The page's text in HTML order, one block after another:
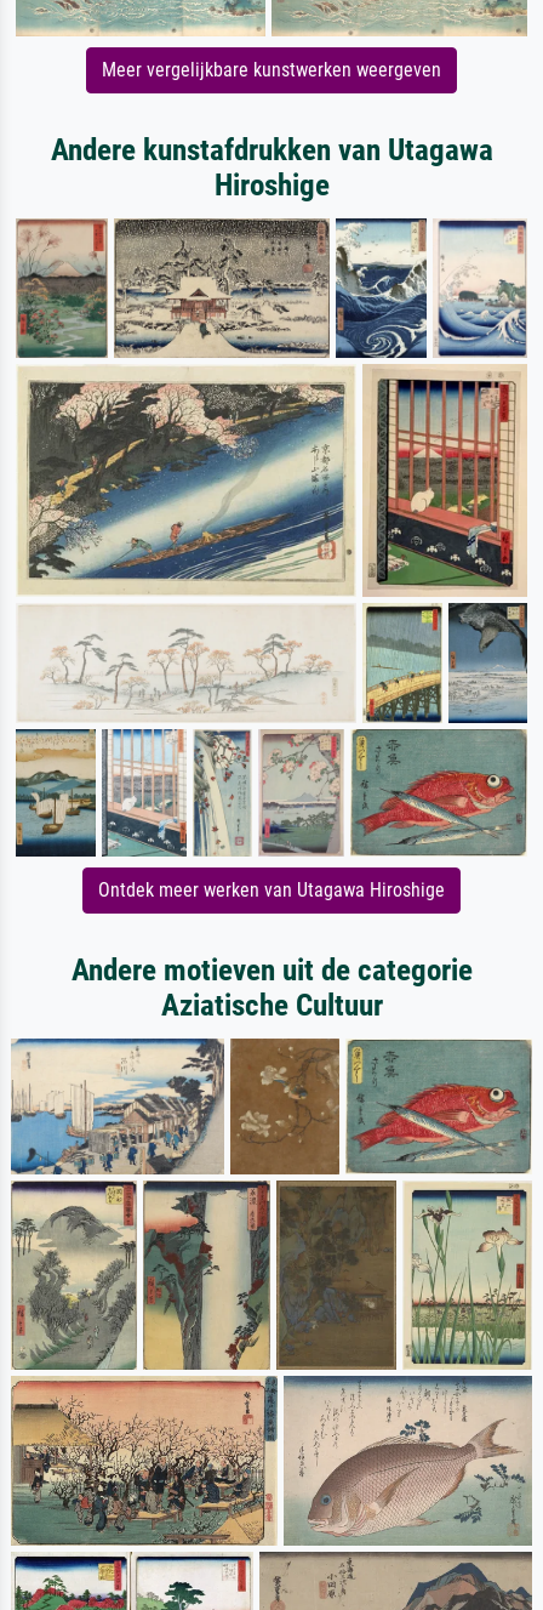
Meer vergelijkbare kunstwerken weergeven
Andere kunstafdrukken van Utagawa
Hiroshige
Ontdek meer werken van Utagawa Hiroshige
Andere motieven uit de categorie
Aziatische Cultuur